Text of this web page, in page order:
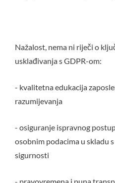
Nažalost, nema ni riječi o
usklađivanja s GDPR-om:
- kvalitetna edukacija
razumijevanja
- osiguranje ispravnog
osobnim podacima u skladu
sigurnosti